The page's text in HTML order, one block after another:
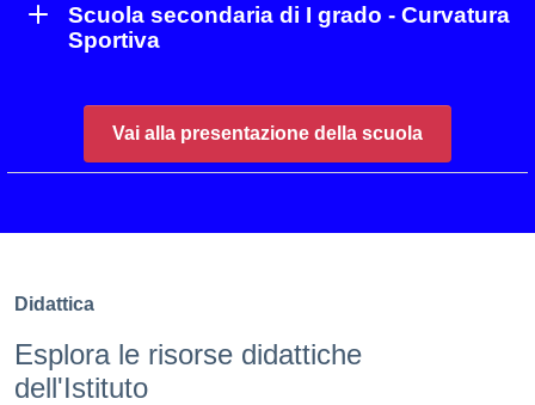
Scuola secondaria di I grado - Curvatura
Sportiva
Vai alla presentazione della scuola
Didattica
Esplora le risorse didattiche
dell'Istituto